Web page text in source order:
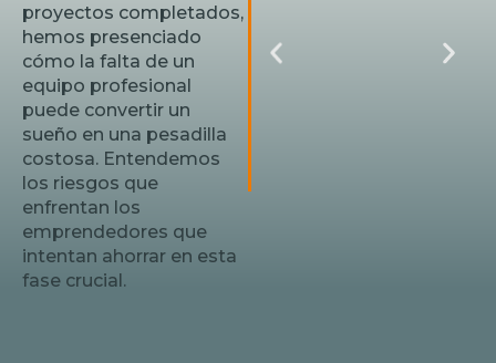
proyectos completados,
hemos presenciado
cómo la falta de un
equipo profesional
puede convertir un
sueño en una pesadilla
costosa. Entendemos
los riesgos que
enfrentan los
emprendedores que
intentan ahorrar en esta
fase crucial.